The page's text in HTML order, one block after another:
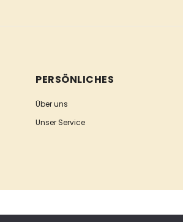
PERSÖNLICHES
Über uns
Unser Service